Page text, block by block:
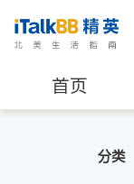
首页
分类